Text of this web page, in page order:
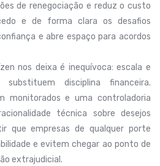
de renegociação e reduz o custo
e de forma clara os desafios
e abre espaço para acordos
nos deixa é inequívoca: escala e
disciplina financeira.
monitorados e uma controladoria
técnica sobre desejos
que empresas de qualquer porte
e evitem chegar ao ponto de
extrajudicial.